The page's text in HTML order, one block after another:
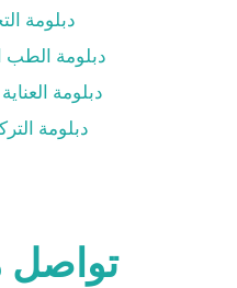
دبلومة
دبلومة الطب
دبلومة
دبلومة
تواصل